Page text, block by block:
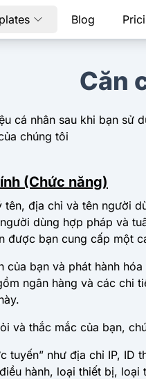
Blog
Căn
cá nhân sau khi bạn sử
chúng tôi
(Chức năng)
tên, địa chỉ và tên người
dùng hợp pháp và
được bạn cung cấp một
bạn và phát hành
ngân hàng và các chi
và thắc mắc của bạn,
tuyến” như địa chỉ IP,
hành, loại thiết bị,